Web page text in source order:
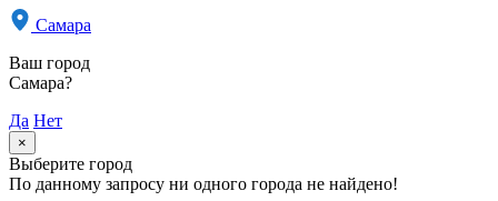
Самара
Ваш город
Самара?
Да Нет
×
Выберите город
По данному запросу ни одного города не найдено!